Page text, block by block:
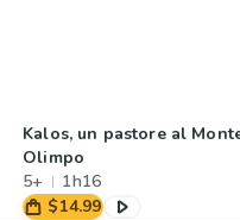
Kalos, un pastore al
Olimpo
5+
1h16
$14.99